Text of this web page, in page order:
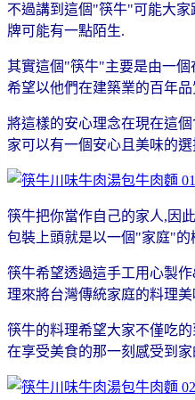
不過講到這個"筷牛"可能大
牌可能有一點陌生.
其實這個"筷牛"主要是由一個
希望以他們在建築業的百年
將這樣的安心理念在現在這
家可以有一個安心且美味的
筷牛把你當作自己的家人, 因此
包裝上頭就是以一個"家庭"的
筷牛希望透過這手工用心製
理來將台灣傳統家庭的料理
筷牛的料理希望大家不僅吃
在享受美食的那一刻感受到